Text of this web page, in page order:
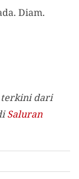
Diam.
terkini dari
Saluran